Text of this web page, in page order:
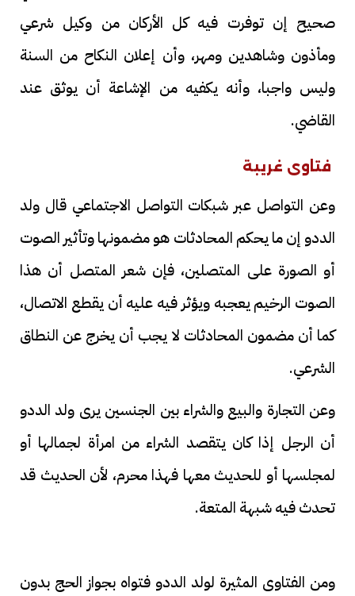
صحيح إن توفرت فيه كل الأركان من وكيل شرعي
ومأذون وشاهدين ومهر، وأن إعلان النكاح من السنة
وليس واجبا، وأنه يكفيه من الإشاعة أن يوثق عند
القاضي.
فتاوى غريبة
وعن التواصل عبر شبكات التواصل الاجتماعي قال ولد
الددو إن ما يحكم المحادثات هو مضمونها وتأثير الصوت
أو الصورة على المتصلين، فإن شعر المتصل أن هذا
الصوت الرخيم يعجبه ويؤثر فيه عليه أن يقطع الاتصال،
كما أن مضمون المحادثات لا يجب أن يخرج عن النطاق
الشرعي.
وعن التجارة والبيع والشراء بين الجنسين يرى ولد الددو
أن الرجل إذا كان يتقصد الشراء من امرأة لجمالها أو
لمجلسها أو للحديث معها فهذا محرم، لأن الحديث قد
تحدث فيه شبهة المتعة.
ومن الفتاوى المثيرة لولد الددو فتواه بجواز الحج بدون